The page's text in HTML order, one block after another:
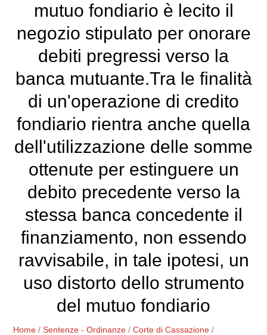
mutuo fondiario è lecito il
negozio stipulato per onorare
debiti pregressi verso la
banca mutuante.Tra le finalità
di un'operazione di credito
fondiario rientra anche quella
dell'utilizzazione delle somme
ottenute per estinguere un
debito precedente verso la
stessa banca concedente il
finanziamento, non essendo
ravvisabile, in tale ipotesi, un
uso distorto dello strumento
del mutuo fondiario
Home /Sentenze - Ordinanze /Corte di Cassazione /